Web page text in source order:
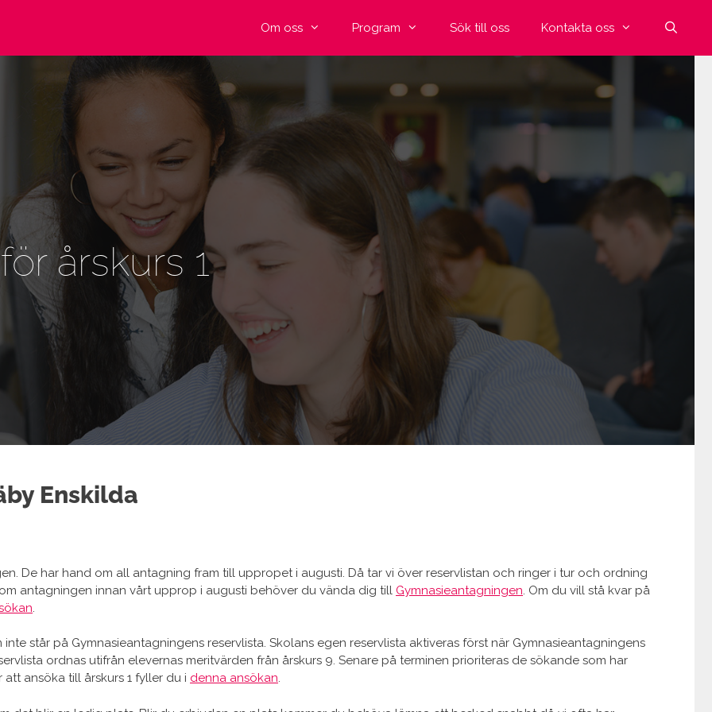
Om oss Program Sök till oss Kontakta oss
årskurs 1
Enskilda
De har hand om all antagning fram till uppropet i augusti. Då tar vi över reservlistan och ringer i tur och ordning
antagningen innan vårt upprop i augusti behöver du vända dig till Gymnasieantagningen . Om du vill stå kvar på
står på Gymnasieantagningens reservlista. Skolans egen reservlista aktiveras först när Gymnasieantagningens
ordnas utifrån elevernas meritvärden från årskurs 9. Senare på terminen prioriteras de sökande som har
ansöka till årskurs 1 fyller du i denna ansökan.